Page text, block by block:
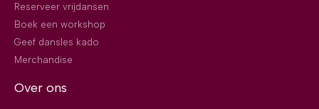
Reserveer vrijdansen
Boek een workshop
Geef dansles kado
Merchandise
Over ons